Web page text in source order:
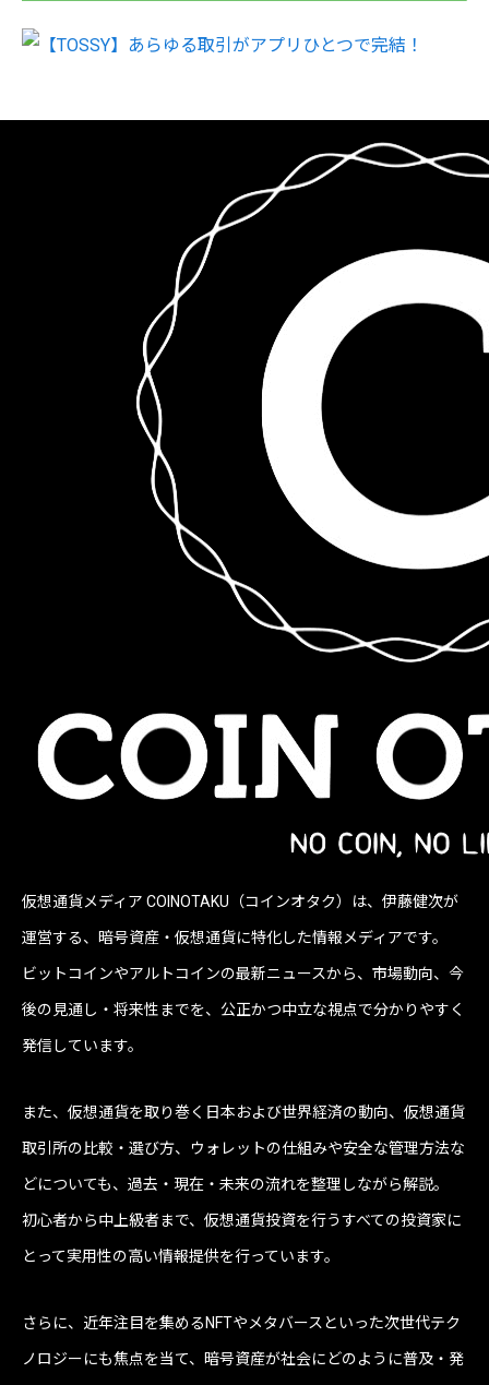
仮想通貨メディア COINOTAKU（コインオタク）は、伊藤健次が
運営する、暗号資産・仮想通貨に特化した情報メディアです。
ビットコインやアルトコインの最新ニュースから、市場動向、今
後の見通し・将来性までを、公正かつ中立な視点で分かりやすく
発信しています。
また、仮想通貨を取り巻く日本および世界経済の動向、仮想通貨
取引所の比較・選び方、ウォレットの仕組みや安全な管理方法な
どについても、過去・現在・未来の流れを整理しながら解説。
初心者から中上級者まで、仮想通貨投資を行うすべての投資家に
とって実用性の高い情報提供を行っています。
さらに、近年注目を集めるNFTやメタバースといった次世代テク
ノロジーにも焦点を当て、暗号資産が社会にどのように普及・発